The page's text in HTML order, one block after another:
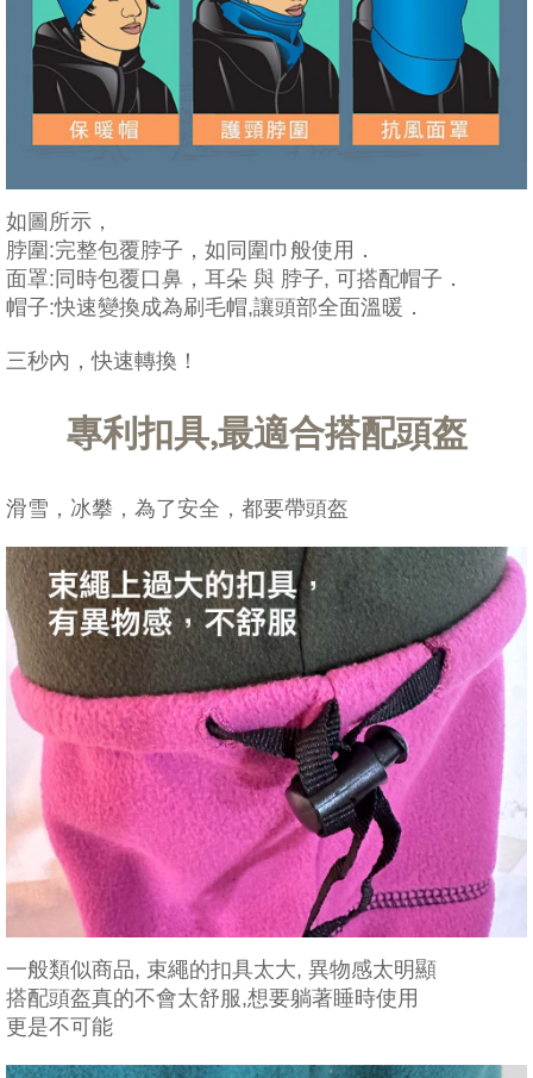
如圖所示，
脖圍:完整包覆脖子，如同圍巾般使用．
面罩:同時包覆口鼻，耳朵 與 脖子, 可搭配帽子．
帽子:快速變換成為刷毛帽,讓頭部全面溫暖．
三秒內，快速轉換！
專利扣具,最適合搭配頭盔
滑雪，冰攀，為了安全，都要帶頭盔
一般類似商品, 束繩的扣具太大, 異物感太明顯
搭配頭盔真的不會太舒服,想要躺著睡時使用
更是不可能